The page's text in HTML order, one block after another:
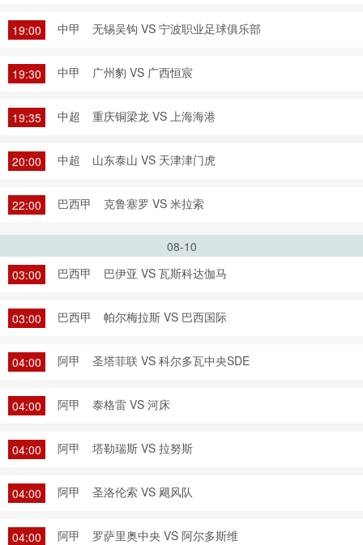
19:00 中甲 无锡吴钩 VS 宁波职业足球俱乐部
19:30 中甲 广州豹 VS 广西恒宸
19:35 中超 重庆铜梁龙 VS 上海海港
20:00 中超 山东泰山 VS 天津津门虎
22:00 巴西甲 克鲁塞罗 VS 米拉索
08-10
03:00
巴西甲 巴伊亚 VS 瓦斯科达伽马
03:00 巴西甲 帕尔梅拉斯 VS 巴西国际
04:00 阿甲 圣塔菲联 VS 科尔多瓦中央SDE
04:00 阿甲 泰格雷 VS 河床
04:00 阿甲 塔勒瑞斯 VS 拉努斯
04:00 阿甲 圣洛伦索 VS 飓风队
04:00 阿甲 罗萨里奥中央 VS 阿尔多斯维